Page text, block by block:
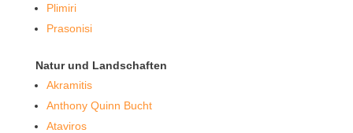
Plimiri
Prasonisi
Natur und Landschaften
Akramitis
Anthony Quinn Bucht
Ataviros